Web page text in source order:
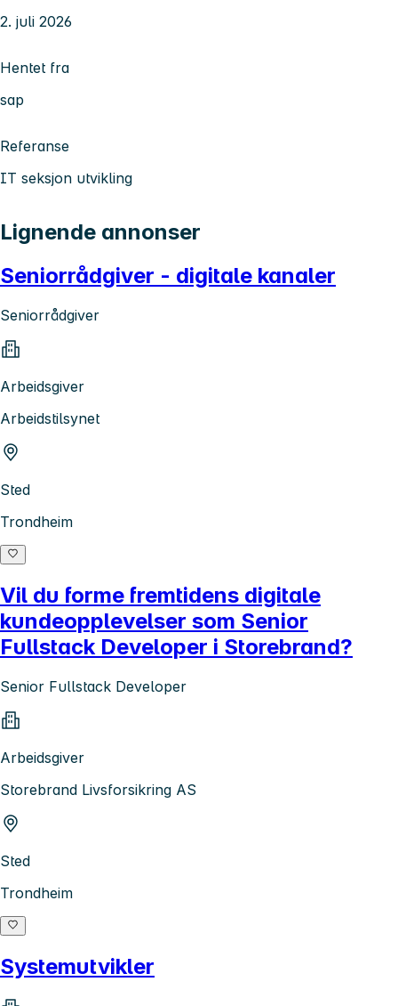
2. juli 2026
Hentet fra
sap
Referanse
IT seksjon utvikling
Lignende annonser
Seniorrådgiver - digitale kanaler
Seniorrådgiver
Arbeidsgiver
Arbeidstilsynet
Sted
Trondheim
Vil du forme fremtidens digitale
kundeopplevelser som Senior
Fullstack Developer i Storebrand?
Senior Fullstack Developer
Arbeidsgiver
Storebrand Livsforsikring AS
Sted
Trondheim
Systemutvikler